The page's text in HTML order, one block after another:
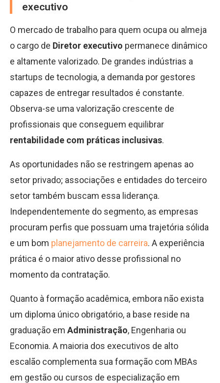
executivo
O mercado de trabalho para quem ocupa ou almeja
o cargo de Diretor executivo permanece dinâmico
e altamente valorizado. De grandes indústrias a
startups de tecnologia, a demanda por gestores
capazes de entregar resultados é constante.
Observa-se uma valorização crescente de
profissionais que conseguem equilibrar
rentabilidade com práticas inclusivas.
As oportunidades não se restringem apenas ao
setor privado; associações e entidades do terceiro
setor também buscam essa liderança.
Independentemente do segmento, as empresas
procuram perfis que possuam uma trajetória sólida
e um bom planejamento de carreira. A experiência
prática é o maior ativo desse profissional no
momento da contratação.
Quanto à formação acadêmica, embora não exista
um diploma único obrigatório, a base reside na
graduação em Administração, Engenharia ou
Economia. A maioria dos executivos de alto
escalão complementa sua formação com MBAs
em gestão ou cursos de especialização em